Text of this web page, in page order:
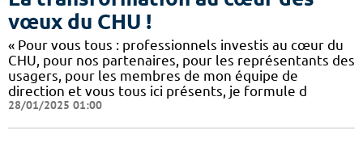
vœux du CHU !
« Pour vous tous : professionnels investis au cœur du
CHU, pour nos partenaires, pour les représentants des
usagers, pour les membres de mon équipe de
direction et vous tous ici présents, je formule d
28/01/2025 01:00